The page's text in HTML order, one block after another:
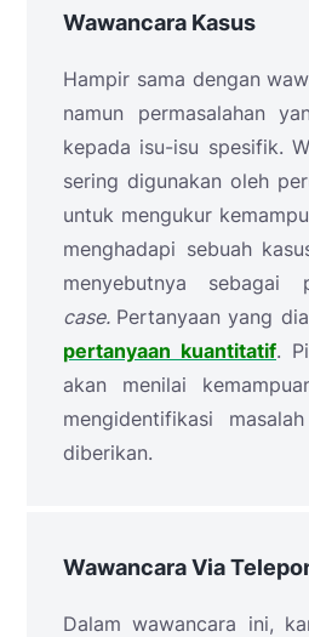
Wawancara Kasus
Hampir sama dengan
namun permasalahan
kepada isu-isu spesifik.
sering digunakan oleh
untuk mengukur
menghadapi sebuah
menyebutnya sebagai
case. Pertanyaan yang
pertanyaan kuantitatif.
akan menilai
mengidentifikasi
diberikan.
Wawancara Via
Dalam wawancara ini,